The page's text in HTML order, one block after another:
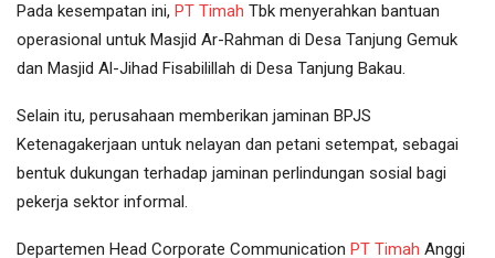
Pada kesempatan ini, PT Timah Tbk menyerahkan bantuan
operasional untuk Masjid Ar-Rahman di Desa Tanjung Gemuk
dan Masjid Al-Jihad Fisabilillah di Desa Tanjung Bakau.
Selain itu, perusahaan memberikan jaminan BPJS
Ketenagakerjaan untuk nelayan dan petani setempat, sebagai
bentuk dukungan terhadap jaminan perlindungan sosial bagi
pekerja sektor informal.
Departemen Head Corporate Communication PT Timah Anggi